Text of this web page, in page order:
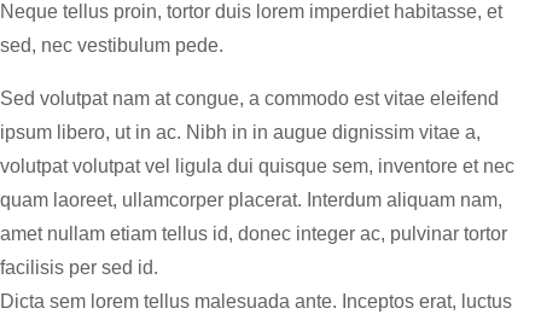
Neque tellus proin, tortor duis lorem imperdiet habitasse, et
sed, nec vestibulum pede.
Sed volutpat nam at congue, a commodo est vitae eleifend
ipsum libero, ut in ac. Nibh in in augue dignissim vitae a,
volutpat volutpat vel ligula dui quisque sem, inventore et nec
quam laoreet, ullamcorper placerat. Interdum aliquam nam,
amet nullam etiam tellus id, donec integer ac, pulvinar tortor
facilisis per sed id.
Dicta sem lorem tellus malesuada ante. Inceptos erat, luctus